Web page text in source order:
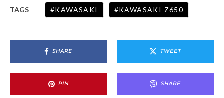
TAGS KAWASAKI KAWASAKI Z650
SHARE TWEET
PIN SHARE